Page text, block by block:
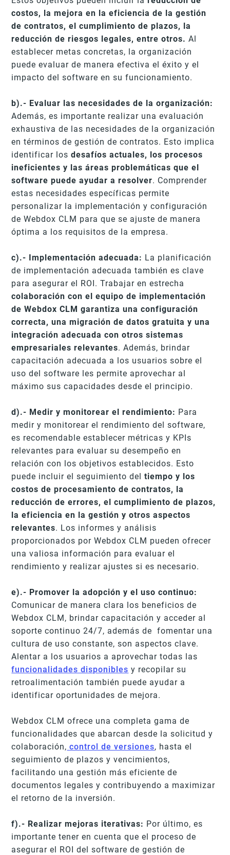
costos, la mejora en la eficiencia de la gestión
de contratos, el cumplimiento de plazos, la
reducción de riesgos legales, entre otros. Al
establecer metas concretas, la organización
puede evaluar de manera efectiva el éxito y el
impacto del software en su funcionamiento.
b).- Evaluar las necesidades de la organización:
Además, es importante realizar una evaluación
exhaustiva de las necesidades de la organización
en términos de gestión de contratos. Esto implica
identificar losdesafíos actuales, los procesos
ineficientes y las áreas problemáticas que el
software puede ayudar a resolver. Comprender
estas necesidades específicas permite
personalizar la implementación y configuración
de Webdox CLM para que se ajuste de manera
óptima a los requisitos de la empresa.
c).- Implementación adecuada: La planificación
de implementación adecuada también es clave
para asegurar el ROI. Trabajar en estrecha
colaboración con el equipo de implementación
de Webdox CLM garantiza una configuración
correcta, una migración de datos gratuita y una
integración adecuada con otros sistemas
empresariales relevantes. Además, brindar
capacitación adecuada a los usuarios sobre el
uso del software les permite aprovechar al
máximo sus capacidades desde el principio.
d).- Medir y monitorear el rendimiento: Para
medir y monitorear el rendimiento del software,
es recomendable establecer métricas y KPIs
relevantes para evaluar su desempeño en
relación con los objetivos establecidos. Esto
puede incluir el seguimiento del tiempo y los
costos de procesamiento de contratos, la
reducción de errores, el cumplimiento de plazos,
la eficiencia en la gestión y otros aspectos
relevantes. Los informes y análisis
proporcionados por Webdox CLM pueden ofrecer
una valiosa información para evaluar el
rendimiento y realizar ajustes si es necesario.
e).- Promover la adopción y el uso continuo:
Comunicar de manera clara los beneficios de
Webdox CLM, brindar capacitación y acceder al
soporte continuo 24/7, además de fomentar una
cultura de uso constante, son aspectos clave.
Alentar a los usuarios a aprovechar todas las
funcionalidades disponibles y recopilar su
retroalimentación también puede ayudar a
identificar oportunidades de mejora.
Webdox CLM ofrece una completa gama de
funcionalidades que abarcan desde la solicitud y
colaboración, control de versiones, hasta el
seguimiento de plazos y vencimientos,
facilitando una gestión más eficiente de
documentos legales y contribuyendo a maximizar
el retorno de la inversión.
f).- Realizar mejoras iterativas: Por último, es
importante tener en cuenta que el proceso de
asegurar el ROI del software de gestión de